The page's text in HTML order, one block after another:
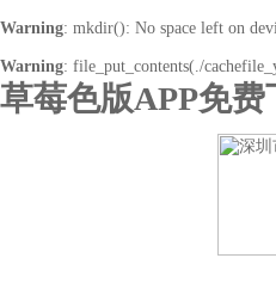
Warning: mkdir(): No space left on
Warning: file_put_contents(./
草莓色版APP免